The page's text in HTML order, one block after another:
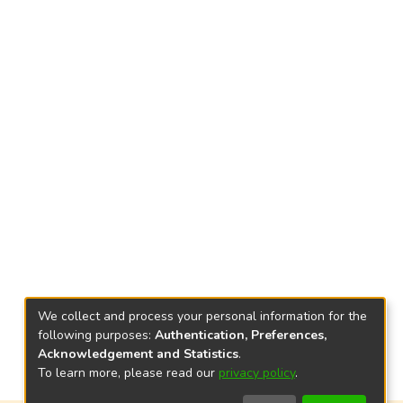
We collect and process your personal information for the
following purposes: Authentication, Preferences,
Acknowledgement and Statistics.
To learn more, please read our privacy policy.